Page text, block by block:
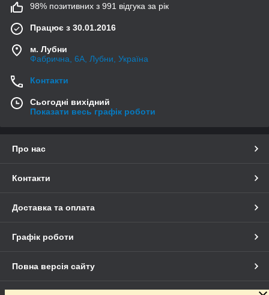
98% позитивних з 991 відгука за рік
Працює з 30.01.2016
м. Лубни
Фабрична, 6А, Лубни, Україна
Контакти
Сьогодні вихідний
Показати весь графік роботи
Про нас
Контакти
Доставка та оплата
Графік роботи
Повна версія сайту